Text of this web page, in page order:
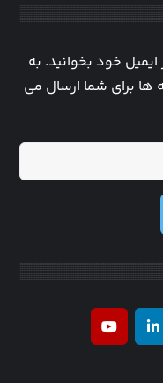
خود بخوانید. به
ها برای شما ارسال می